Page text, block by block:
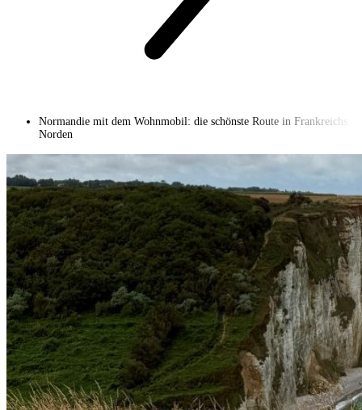
Normandie mit dem Wohnmobil: die schönste Route in Frankreichs
Norden